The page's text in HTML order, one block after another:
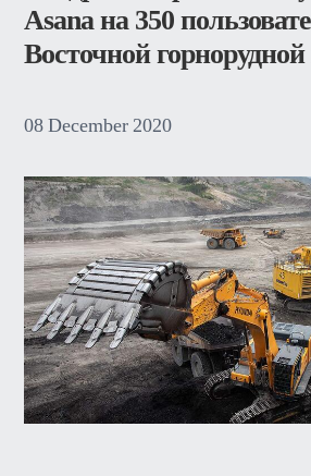
Asana на 350
Восточной
08 December 2020